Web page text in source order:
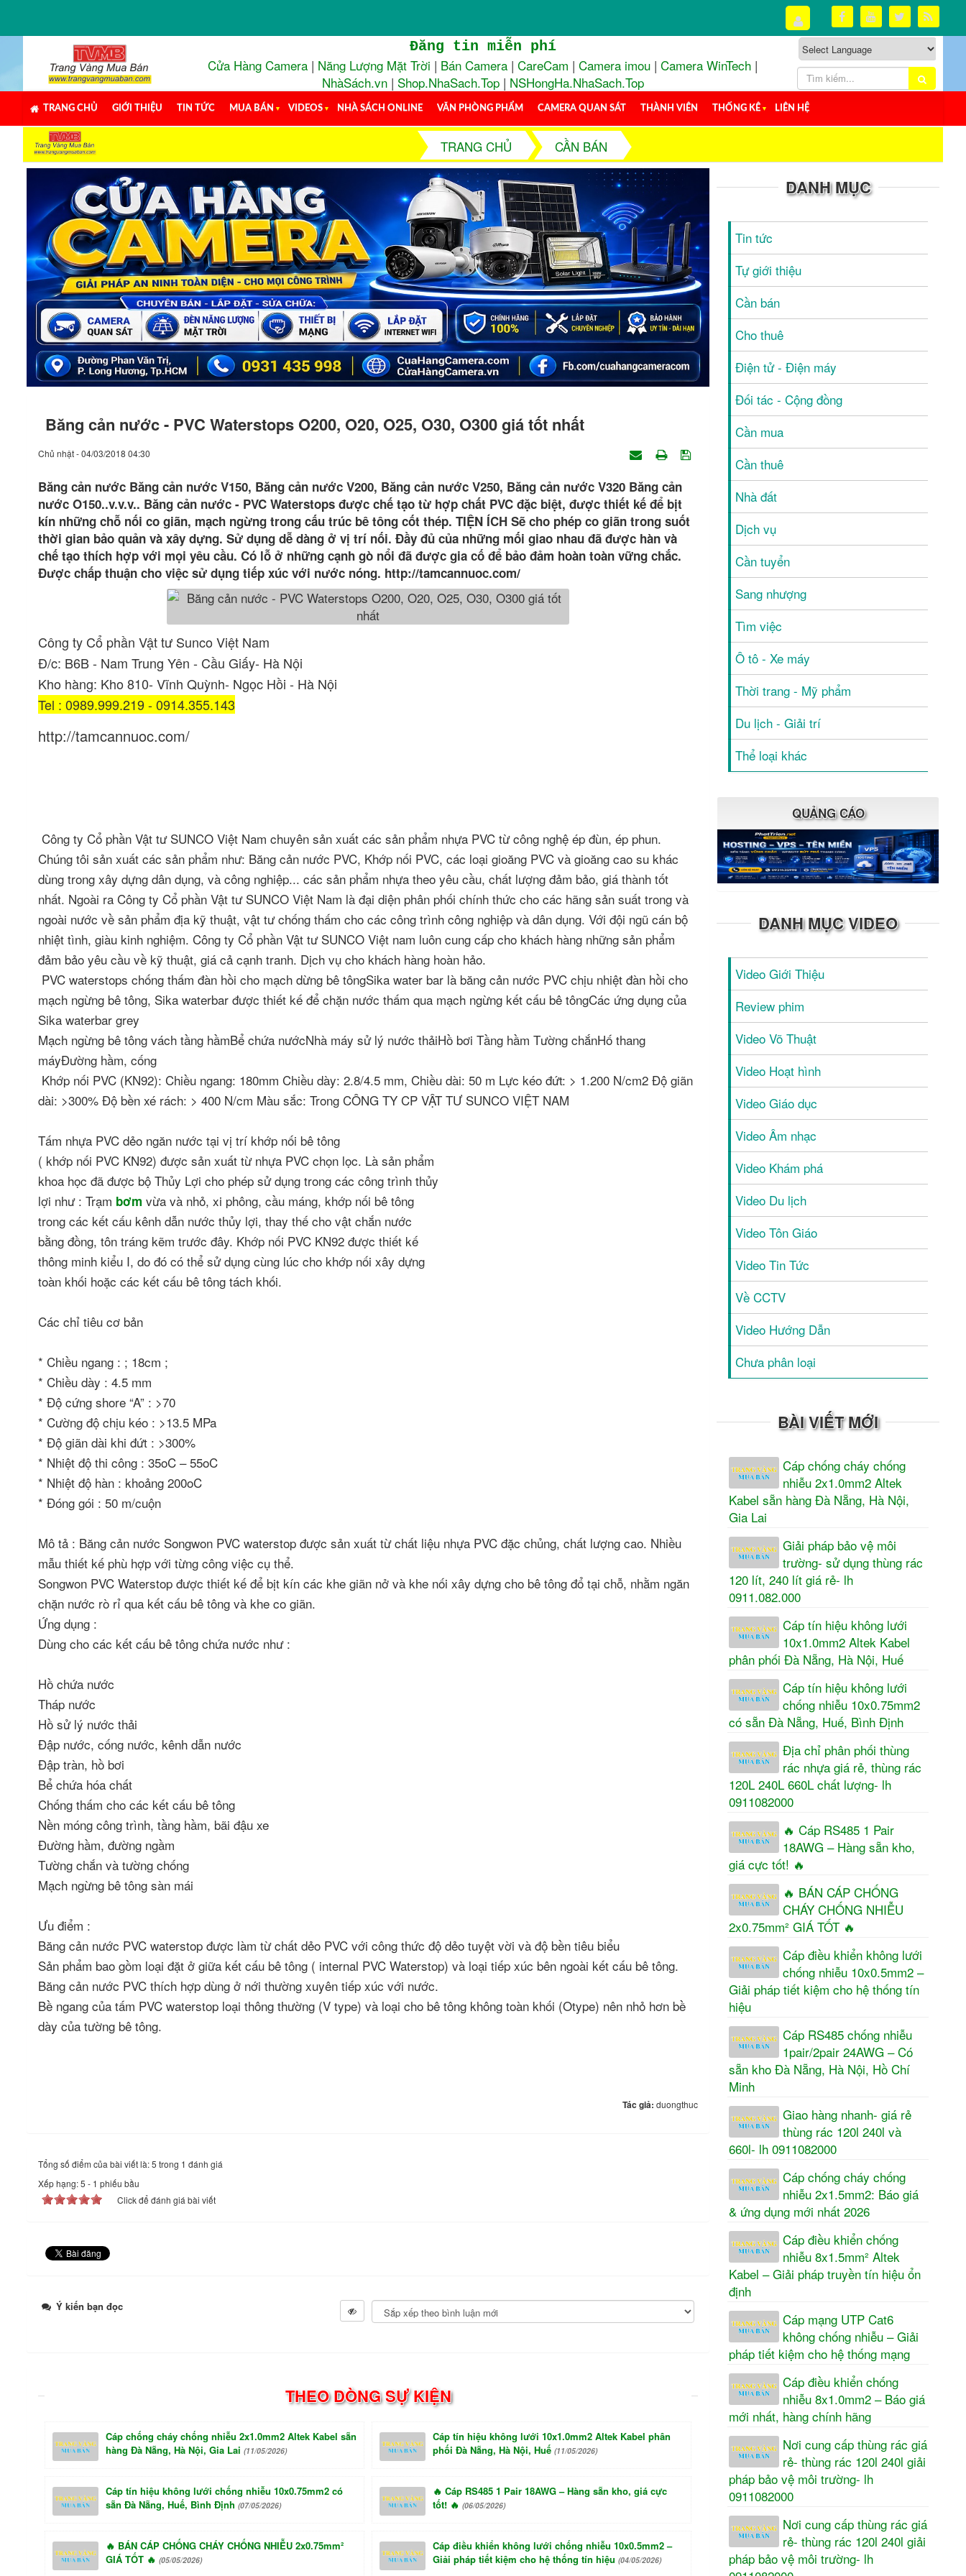
Đăng tin miễn phí
Cửa Hàng Camera | Năng Lượng Mặt Trời | Bán Camera |CareCam |Camera imou |Camera WinTech |
NhàSách.vn| Shop.NhaSach.Top | NSHongHa.NhaSach.Top
TRANG CHỦ GIỚI THIỆU TIN TỨC MUA BÁN ▼ VIDEOS ▼ NHÀ SÁCH ONLINE VĂN PHÒNG PHẨM CAMERA QUAN SÁT THÀNH VIÊN THỐNG KÊ ▼ LIÊN HỆ
TRANG CHỦ CẦN BÁN
Băng cản nước - PVC Waterstops O200, O20, O25, O30, O300 giá tốt nhất
Chủ nhật - 04/03/2018 04:30
Băng cản nước Băng cản nước V150, Băng cản nước V200, Băng cản nước V250, Băng cản nước V320 Băng cản
nước O150..v.v.v.. Băng cản nước - PVC Waterstops được chế tạo từ hợp chất PVC đặc biệt, được thiết kế để bịt
kín những chỗ nối co giãn, mạch ngừng trong cấu trúc bê tông cốt thép. TIỆN ÍCH Sẽ cho phép co giãn trong suốt
thời gian bảo quản và xây dựng. Sử dụng dễ dàng ở vị trí nối. Đầy đủ của những mối giao nhau đã được hàn và
chế tạo thích hợp với mọi yêu cầu. Có lỗ ở những cạnh gò nổi đã được gia cố để bảo đảm hoàn toàn vững chắc.
Được chấp thuận cho việc sử dụng tiếp xúc với nước nóng. http://tamcannuoc.com/
Công ty Cổ phần Vật tư Sunco Việt Nam
Đ/c: B6B - Nam Trung Yên - Cầu Giấy- Hà Nội
Kho hàng: Kho 810- Vĩnh Quỳnh- Ngọc Hồi - Hà Nội
Tel : 0989.999.219 - 0914.355.143
http://tamcannuoc.com/
Công ty Cổ phần Vật tư SUNCO Việt Nam chuyên sản xuất các sản phẩm nhựa PVC từ công nghệ ép đùn, ép phun.
Chúng tôi sản xuất các sản phẩm như: Băng cản nước PVC, Khớp nối PVC, các loại gioăng PVC và gioăng cao su khác
dùng trong xây dựng dân dụng, và công nghiệp... các sản phẩm nhựa theo yêu cầu, chất lượng đảm bảo, giá thành tốt
nhất. Ngoài ra Công ty Cổ phần Vật tư SUNCO Việt Nam là đại diện phân phối chính thức cho các hãng sản suất trong và
ngoài nước về sản phẩm địa kỹ thuật, vật tư chống thấm cho các công trình công nghiệp và dân dụng. Với đội ngũ cán bộ
nhiệt tình, giàu kinh nghiệm. Công ty Cổ phần Vật tư SUNCO Việt nam luôn cung cấp cho khách hàng những sản phẩm
đảm bảo yêu cầu về kỹ thuật, giá cả cạnh tranh. Dịch vụ cho khách hàng hoàn hảo.
PVC waterstops chống thấm đàn hồi cho mạch dừng bê tôngSika water bar là băng cản nước PVC chịu nhiệt đàn hồi cho
mạch ngừng bê tông, Sika waterbar được thiết kế để chặn nước thấm qua mạch ngừng kết cấu bê tôngCác ứng dụng của
Sika waterbar grey
Mạch ngừng bê tông vách tầng hầmBể chứa nướcNhà máy sử lý nước thảiHồ bơi Tầng hầm Tường chắnHố thang
máyĐường hầm, cống
Khớp nối PVC (KN92): Chiều ngang: 180mm Chiều dày: 2.8/4.5 mm, Chiều dài: 50 m Lực kéo đứt: > 1.200 N/cm2 Độ giãn
dài: >300% Độ bền xé rách: > 400 N/cm Màu sắc: Trong CÔNG TY CP VẬT TƯ SUNCO VIỆT NAM
Tấm nhựa PVC dẻo ngăn nước tại vị trí khớp nối bê tông
( khớp nối PVC KN92) được sản xuất từ nhựa PVC chọn lọc. Là sản phẩm
khoa học đã được bộ Thủy Lợi cho phép sử dụng trong các công trình thủy
lợi như : Trạm bơm vừa và nhỏ, xi phông, cầu máng, khớp nối bê tông
trong các kết cấu kênh dẫn nước thủy lợi, thay thế cho vật chắn nước
bằng đồng, tôn tráng kẽm trước đây. Khớp nối PVC KN92 được thiết kế
thông minh kiểu I, do đó có thể sử dụng cùng lúc cho khớp nối xây dựng
toàn khối hoặc các kết cấu bê tông tách khối.
Các chỉ tiêu cơ bản
* Chiều ngang : ; 18cm ;
* Chiều dày : 4.5 mm
* Độ cứng shore “A” : >70
* Cường độ chịu kéo : >13.5 MPa
* Độ giãn dài khi đứt : >300%
* Nhiệt độ thi công : 35oC – 55oC
* Nhiệt độ hàn : khoảng 200oC
* Đóng gói : 50 m/cuộn
Mô tả : Băng cản nước Songwon PVC waterstop được sản xuất từ chất liệu nhựa PVC đặc chủng, chất lượng cao. Nhiều
mẫu thiết kế phù hợp với từng công việc cụ thể.
Songwon PVC Waterstop được thiết kế để bịt kín các khe giãn nở và khe nối xây dựng cho bê tông đổ tại chỗ, nhằm ngăn
chặn nước rò rỉ qua kết cấu bê tông và khe co giãn.
Ứng dụng :
Dùng cho các kết cấu bê tông chứa nước như :
Hồ chứa nước
Tháp nước
Hồ sử lý nước thải
Đập nước, cống nước, kênh dẫn nước
Đập tràn, hồ bơi
Bể chứa hóa chất
Chống thấm cho các kết cấu bê tông
Nền móng công trình, tầng hầm, bãi đậu xe
Đường hầm, đường ngầm
Tường chắn và tường chống
Mạch ngừng bê tông sàn mái
Ưu điểm :
Băng cản nước PVC waterstop được làm từ chất dẻo PVC với công thức độ dẻo tuyệt vời và độ bền tiêu biểu
Sản phẩm bao gồm loại đặt ở giữa kết cấu bê tông ( internal PVC Waterstop) và loại tiếp xúc bên ngoài kết cấu bê tông.
Băng cản nước PVC thích hợp dùng ở nới thường xuyên tiếp xúc với nước.
Bề ngang của tấm PVC waterstop loại thông thường (V type) và loại cho bê tông không toàn khối (Otype) nên nhỏ hơn bề
dày của tường bê tông.
Tác giả: duongthuc
Tổng số điểm của bài viết là: 5 trong 1 đánh giá
Xếp hạng:5 - 1 phiếu bầu
Click để đánh giá bài viết
Ý kiến bạn đọc
THEO DÒNG SỰ KIỆN
Cáp chống cháy chống nhiễu 2x1.0mm2 Altek Kabel sẵn
hàng Đà Nẵng, Hà Nội, Gia Lai (11/05/2026)
Cáp tín hiệu không lưới 10x1.0mm2 Altek Kabel phân
phối Đà Nẵng, Hà Nội, Huế (11/05/2026)
Cáp tín hiệu không lưới chống nhiễu 10x0.75mm2 có
sẵn Đà Nẵng, Huế, Bình Định (07/05/2026)
🔥 Cáp RS485 1 Pair 18AWG – Hàng sẵn kho, giá cực
tốt! 🔥 (06/05/2026)
🔥 BÁN CÁP CHỐNG CHÁY CHỐNG NHIỄU 2x0.75mm²
GIÁ TỐT 🔥 (05/05/2026)
Cáp điều khiển không lưới chống nhiễu 10x0.5mm2 –
Giải pháp tiết kiệm cho hệ thống tín hiệu (04/05/2026)
DANH MỤC
Tin tức
Tự giới thiệu
Cần bán
Cho thuê
Điện tử - Điện máy
Đối tác - Cộng đồng
Cần mua
Cần thuê
Nhà đất
Dịch vụ
Cần tuyển
Sang nhượng
Tìm việc
Ô tô - Xe máy
Thời trang - Mỹ phẩm
Du lịch - Giải trí
Thể loại khác
QUẢNG CÁO
DANH MỤC VIDEO
Video Giới Thiệu
Review phim
Video Võ Thuật
Video Hoạt hình
Video Giáo dục
Video Âm nhạc
Video Khám phá
Video Du lịch
Video Tôn Giáo
Video Tin Tức
Về CCTV
Video Hướng Dẫn
Chưa phân loại
BÀI VIẾT MỚI
Cáp chống cháy chống
nhiễu 2x1.0mm2 Altek
Kabel sẵn hàng Đà Nẵng, Hà Nội,
Gia Lai
Giải pháp bảo vệ môi
trường- sử dụng thùng rác
120 lít, 240 lít giá rẻ- lh
0911.082.000
Cáp tín hiệu không lưới
10x1.0mm2 Altek Kabel
phân phối Đà Nẵng, Hà Nội, Huế
Cáp tín hiệu không lưới
chống nhiễu 10x0.75mm2
có sẵn Đà Nẵng, Huế, Bình Định
Địa chỉ phân phối thùng
rác nhựa giá rẻ, thùng rác
120L 240L 660L chất lượng- lh
0911082000
🔥 Cáp RS485 1 Pair
18AWG – Hàng sẵn kho,
giá cực tốt! 🔥
🔥 BÁN CÁP CHỐNG
CHÁY CHỐNG NHIỄU
2x0.75mm² GIÁ TỐT 🔥
Cáp điều khiển không lưới
chống nhiễu 10x0.5mm2 –
Giải pháp tiết kiệm cho hệ thống tín
hiệu
Cáp RS485 chống nhiễu
1pair/2pair 24AWG – Có
sẵn kho Đà Nẵng, Hà Nội, Hồ Chí
Minh
Giao hàng nhanh- giá rẻ
thùng rác 120l 240l và
660l- lh 0911082000
Cáp chống cháy chống
nhiễu 2x1.5mm2: Báo giá
& ứng dụng mới nhất 2026
Cáp điều khiển chống
nhiễu 8x1.5mm² Altek
Kabel – Giải pháp truyền tín hiệu ổn
định
Cáp mạng UTP Cat6
không chống nhiễu – Giải
pháp tiết kiệm cho hệ thống mạng
Cáp điều khiển chống
nhiễu 8x1.0mm2 – Báo giá
mới nhất, hàng chính hãng
Nơi cung cấp thùng rác giá
rẻ- thùng rác 120l 240l giải
pháp bảo vệ môi trường- lh
0911082000
Nơi cung cấp thùng rác giá
rẻ- thùng rác 120l 240l giải
pháp bảo vệ môi trường- lh